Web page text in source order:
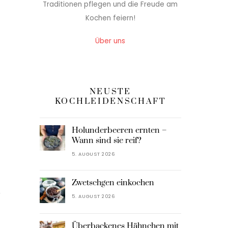
Traditionen pflegen und die Freude am
Kochen feiern!
Über uns
NEUSTE
KOCHLEIDENSCHAFT
Holunderbeeren ernten –
Wann sind sie reif?
5. AUGUST 2026
Zwetschgen einkochen
5. AUGUST 2026
Überbackenes Hähnchen mit